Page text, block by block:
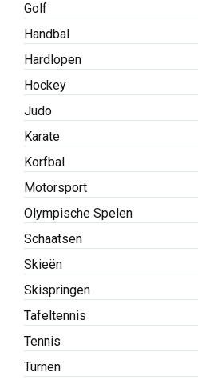
Golf
Handbal
Hardlopen
Hockey
Judo
Karate
Korfbal
Motorsport
Olympische Spelen
Schaatsen
Skieën
Skispringen
Tafeltennis
Tennis
Turnen